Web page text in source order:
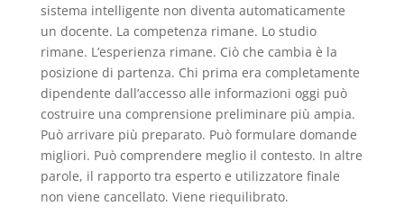
sistema intelligente non diventa automaticamente
un docente. La competenza rimane. Lo studio
rimane. L’esperienza rimane. Ciò che cambia è la
posizione di partenza. Chi prima era completamente
dipendente dall’accesso alle informazioni oggi può
costruire una comprensione preliminare più ampia.
Può arrivare più preparato. Può formulare domande
migliori. Può comprendere meglio il contesto. In altre
parole, il rapporto tra esperto e utilizzatore finale
non viene cancellato. Viene riequilibrato.